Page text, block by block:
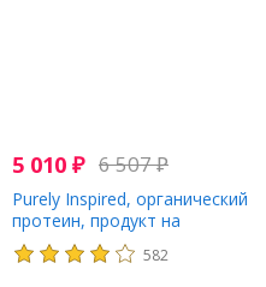
5 010 ₽ 6 507₽
Purely Inspired, органический
протеин, продукт на
растительной основе,
французская ваниль, 680 г
582